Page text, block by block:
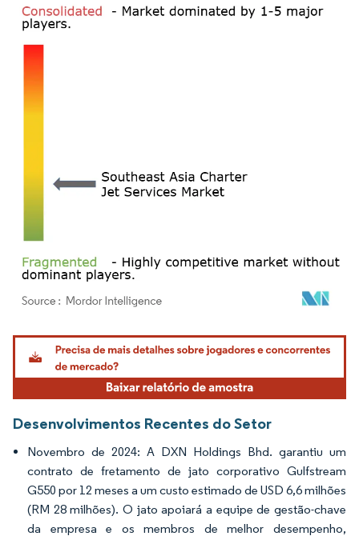
Imagem © Mordor Intelligence. O reuso requer atribuição conforme CC BY 4.0.
Desenvolvimentos Recentes do Setor
Novembro de 2024: A DXN Holdings Bhd. garantiu um
contrato de fretamento de jato corporativo Gulfstream
G550 por 12 meses a um custo estimado de USD 6,6 milhões
(RM 28 milhões). O jato apoiará a equipe de gestão-chave
da empresa e os membros de melhor desempenho,